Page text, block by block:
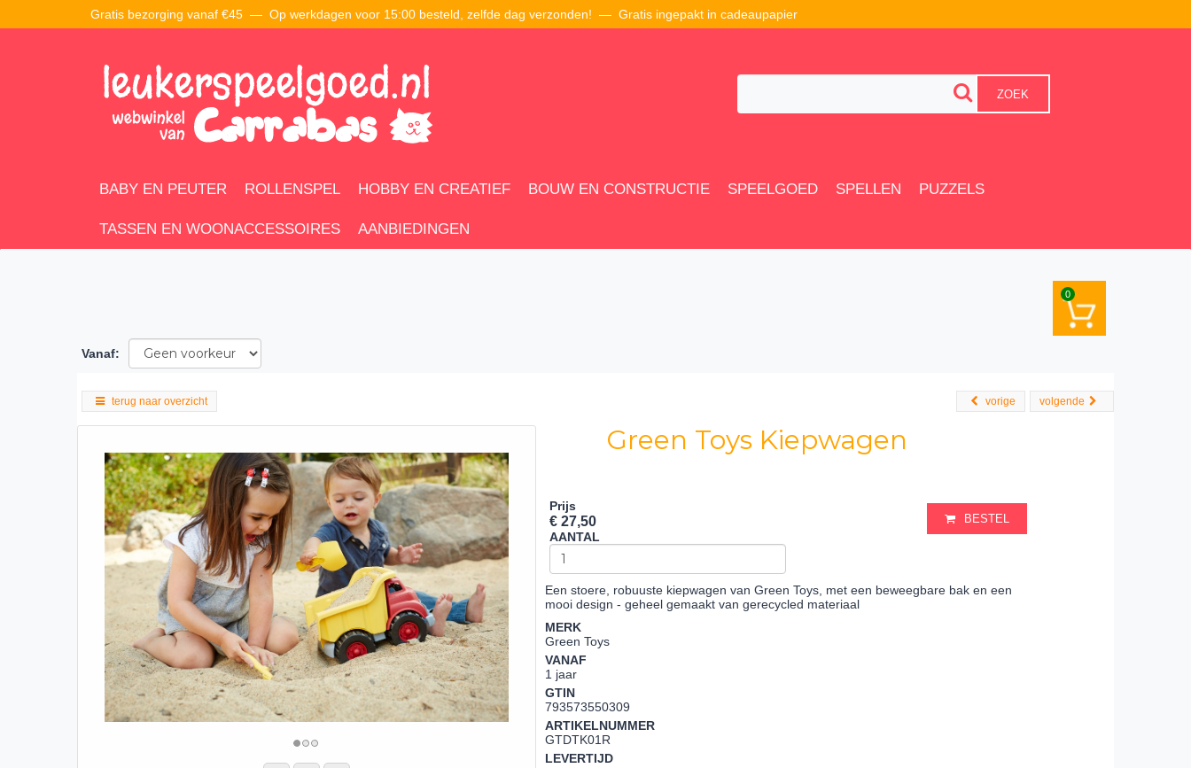
Gratis bezorging vanaf €45 — Op werkdagen voor 15:00 besteld, zelfde dag verzonden! — Gratis ingepakt in cadeaupapier
ZOEK
BABY EN PEUTER ROLLENSPEL HOBBY EN CREATIEF BOUW EN CONSTRUCTIE SPEELGOED SPELLEN PUZZELS
TASSEN EN WOONACCESSOIRES AANBIEDINGEN
0
Vanaf:
terug naar overzicht volgende
vorige
Green Toys Kiepwagen
Prijs
€ 27,50
AANTAL
BESTEL
Een stoere, robuuste kiepwagen van Green Toys, met een beweegbare bak en een
mooi design - geheel gemaakt van gerecycled materiaal
MERK
Green Toys
VANAF
1 jaar
GTIN
793573550309
ARTIKELNUMMER
GTDTK01R
LEVERTIJD